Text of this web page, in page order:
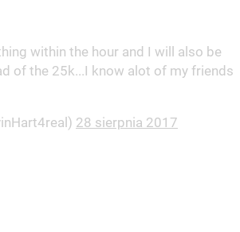
within the hour and I will also be
of the 25k...I know alot of my friends
28 sierpnia 2017